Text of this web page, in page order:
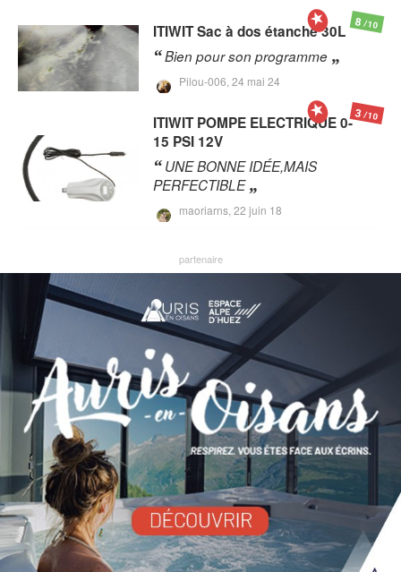
ITIWITSac à dos étanche 30L
Bien pour son programme
Pilou-006, 24 mai 24
8/10
ITIWIT POMPE ELECTRIQUE 0-
15 PSI 12V
UNE BONNE IDÉE,MAIS
PERFECTIBLE
maoriarns, 22 juin 18
3/10